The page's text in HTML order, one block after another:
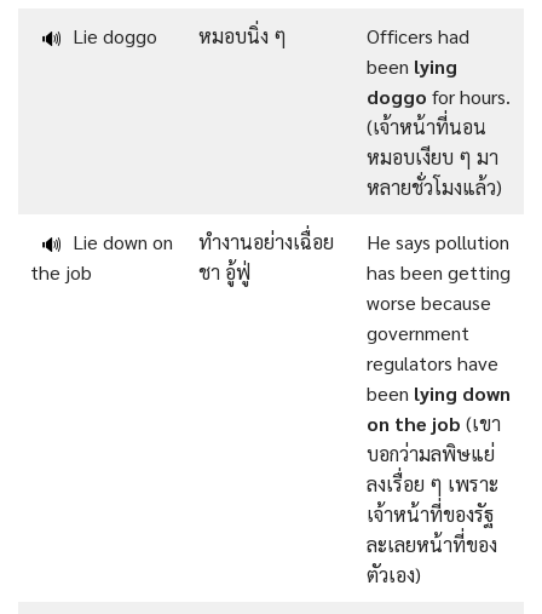
🔊 Lie doggo หมอบนิ่ง ๆ
Officers had
been lying
doggo for hours.
(เจ้าหน้าที่นอน
หมอบเงียบ ๆ มา
หลายชั่วโมงแล้ว)
🔊 Lie down on
the job
ทำงานอย่างเฉื่อย
ชา อู้ฟู่
He says pollution
has been getting
worse because
government
regulators have
been lying down
on the job (เขา
บอกว่ามลพิษแย่
ลงเรื่อย ๆ เพราะ
เจ้าหน้าที่ของรัฐ
ละเลยหน้าที่ของ
ตัวเอง)